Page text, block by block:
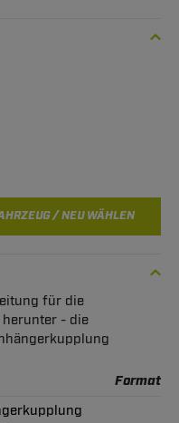
/ NEU WÄHLEN
für die
- die
Format